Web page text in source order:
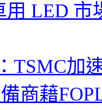
用 LED
TSMC加
商藉